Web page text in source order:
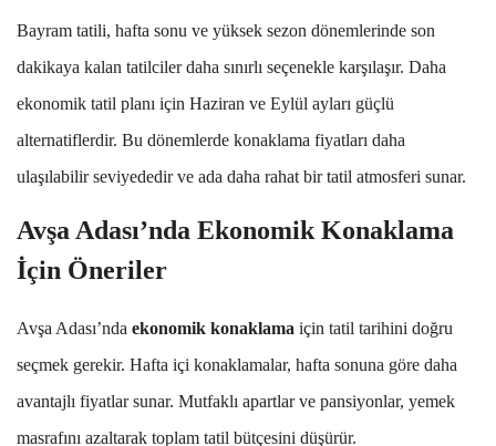
Bayram tatili, hafta sonu ve yüksek sezon dönemlerinde son
dakikaya kalan tatilciler daha sınırlı seçenekle karşılaşır. Daha
ekonomik tatil planı için Haziran ve Eylül ayları güçlü
alternatiflerdir. Bu dönemlerde konaklama fiyatları daha
ulaşılabilir seviyededir ve ada daha rahat bir tatil atmosferi sunar.
Avşa Adası’nda Ekonomik Konaklama
İçin Öneriler
Avşa Adası’nda ekonomik konaklama için tatil tarihini doğru
seçmek gerekir. Hafta içi konaklamalar, hafta sonuna göre daha
avantajlı fiyatlar sunar. Mutfaklı apartlar ve pansiyonlar, yemek
masrafını azaltarak toplam tatil bütçesini düşürür.